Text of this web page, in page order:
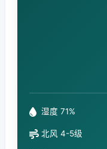
湿度 71%
北风 4-5级